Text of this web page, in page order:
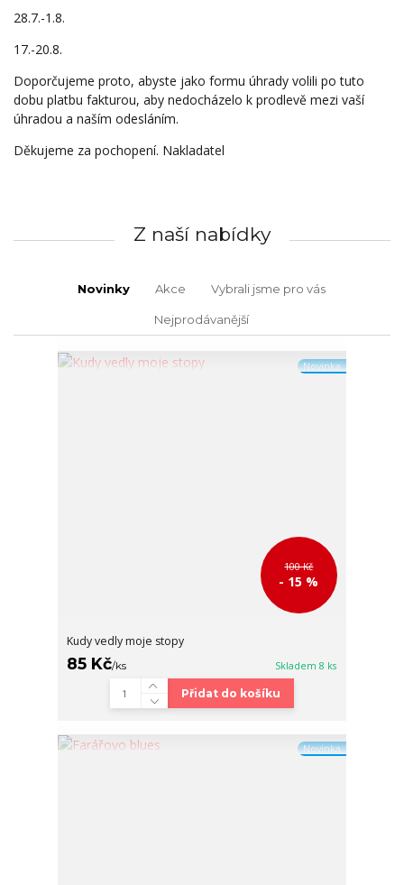
28.7.-1.8.
17.-20.8.
Doporčujeme proto, abyste jako formu úhrady volili po tuto
dobu platbu fakturou, aby nedocházelo k prodlevě mezi vaší
úhradou a naším odesláním.
Děkujeme za pochopení. Nakladatel
Z naší nabídky
Novinky Akce Vybrali jsme pro vás
Nejprodávanější
Novinka
100 Kč
- 15 %
Kudy vedly moje stopy
85 Kč/ks Skladem 8 ks
Přidat do košíku
Novinka